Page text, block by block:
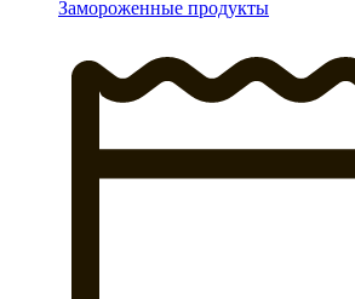
Замороженные продукты